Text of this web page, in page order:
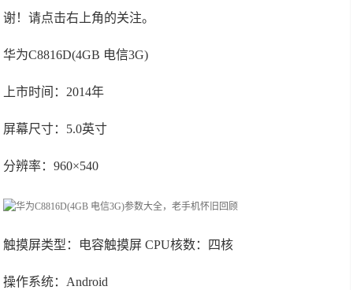
谢！请点击右上角的关注。
华为C8816D(4GB 电信3G)
上市时间：2014年
屏幕尺寸：5.0英寸
分辨率：960×540
触摸屏类型：电容触摸屏 CPU核数：四核
操作系统：Android